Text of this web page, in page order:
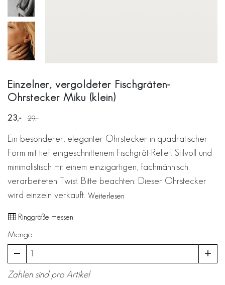
Einzelner, vergoldeter Fischgräten-
Ohrstecker Miku (klein)
23 29
Ein besonderer, eleganter Ohrstecker in quadratischer
Form mit tief eingeschnittenem Fischgrät-Relief. Stilvoll und
minimalistisch mit einem einzigartigen, fachmännisch
verarbeiteten Twist. Bitte beachten: Dieser Ohrstecker
wird einzeln verkauft. Weiterlesen
Ringgröße messen
Menge
Zahlen sind pro Artikel